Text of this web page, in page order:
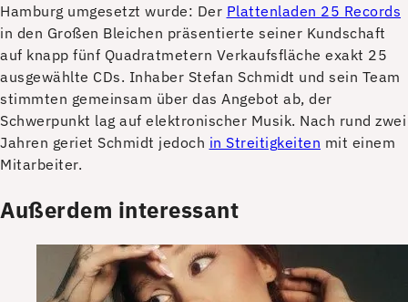
Hamburg umgesetzt wurde: Der Plattenladen 25 Records
in den Großen Bleichen präsentierte seiner Kundschaft
auf knapp fünf Quadratmetern Verkaufsfläche exakt 25
ausgewählte CDs. Inhaber Stefan Schmidt und sein Team
stimmten gemeinsam über das Angebot ab, der
Schwerpunkt lag auf elektronischer Musik. Nach rund zwei
Jahren geriet Schmidt jedoch in Streitigkeiten mit einem
Mitarbeiter.
Außerdem interessant